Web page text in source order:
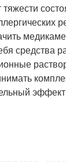
средства